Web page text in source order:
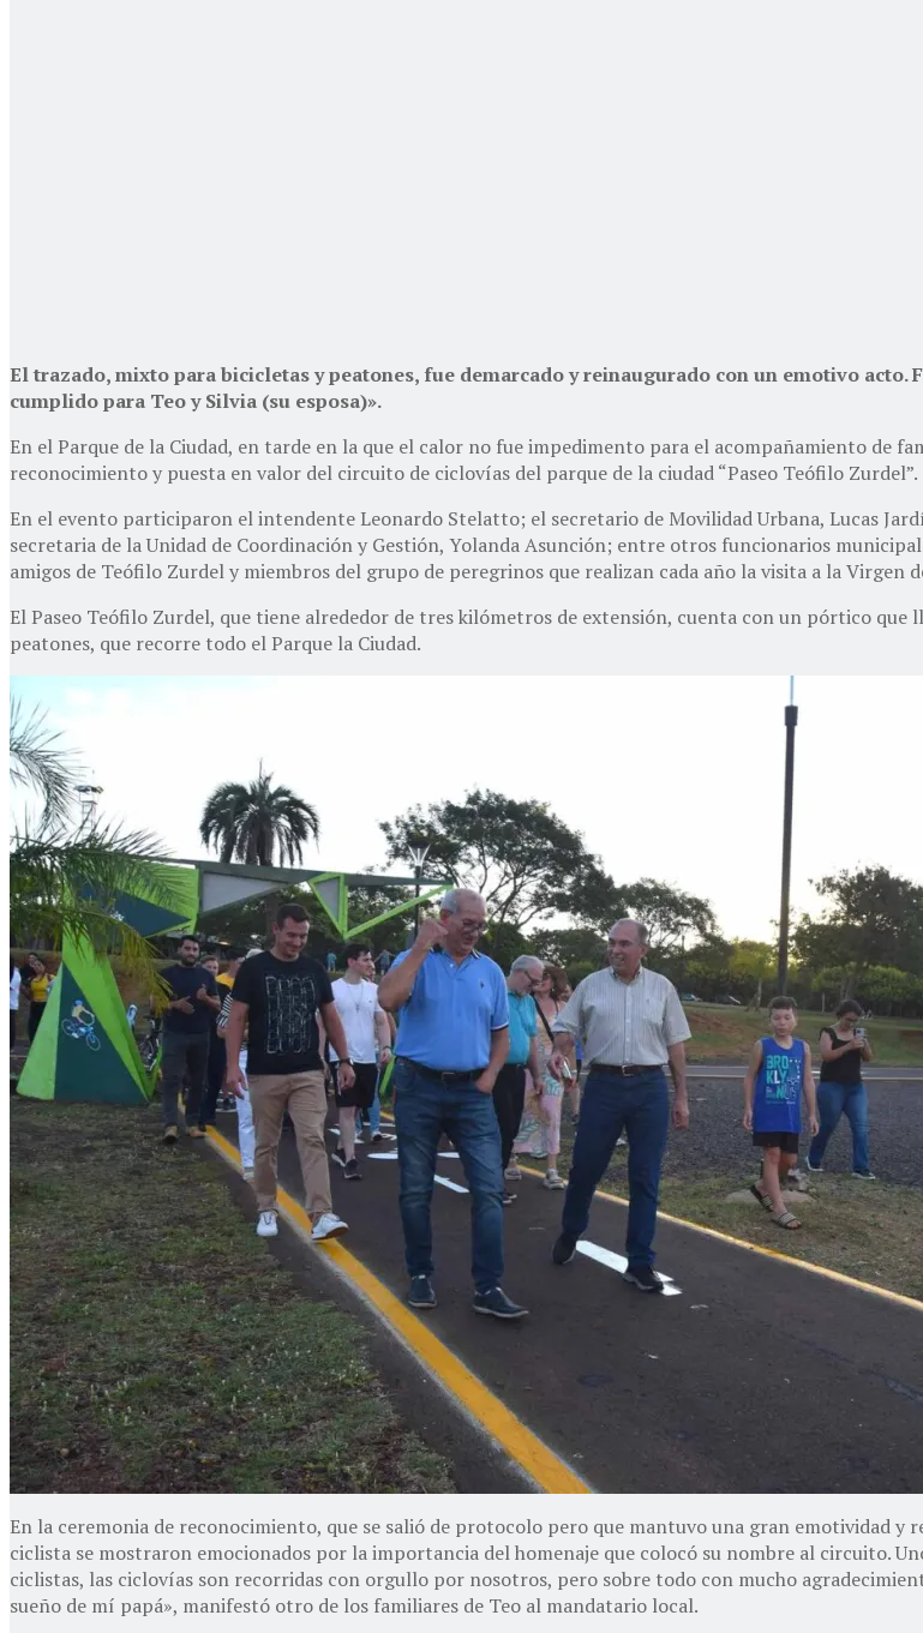
El trazado, mixto para bicicletas y peatones, fue demarcado y reinaugurado con un emotivo
cumplido para Teo y Silvia (su esposa)».
En el Parque de la Ciudad, en tarde en la que el calor no fue impedimento para el acompañamiento de
reconocimiento y puesta en valor del circuito de ciclovías del parque de la ciudad “Paseo Teófilo Zurdel”.
En el evento participaron el intendente Leonardo Stelatto; el secretario de Movilidad Urbana, Lucas
secretaria de la Unidad de Coordinación y Gestión, Yolanda Asunción; entre otros funcionarios
amigos de Teófilo Zurdel y miembros del grupo de peregrinos que realizan cada año la visita a la Virgen
El Paseo Teófilo Zurdel, que tiene alrededor de tres kilómetros de extensión, cuenta con un pórtico
peatones, que recorre todo el Parque la Ciudad.
En la ceremonia de reconocimiento, que se salió de protocolo pero que mantuvo una gran emotividad
ciclista se mostraron emocionados por la importancia del homenaje que colocó su nombre al circuito.
ciclistas, las ciclovías son recorridas con orgullo por nosotros, pero sobre todo con mucho
sueño de mí papá», manifestó otro de los familiares de Teo al mandatario local.